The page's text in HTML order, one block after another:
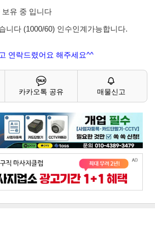
유 중 입니다
니다 (1000/60) 인수인계가능합니다.
연락드렸어요 해주세요^^
카카오톡 공유 매물신고